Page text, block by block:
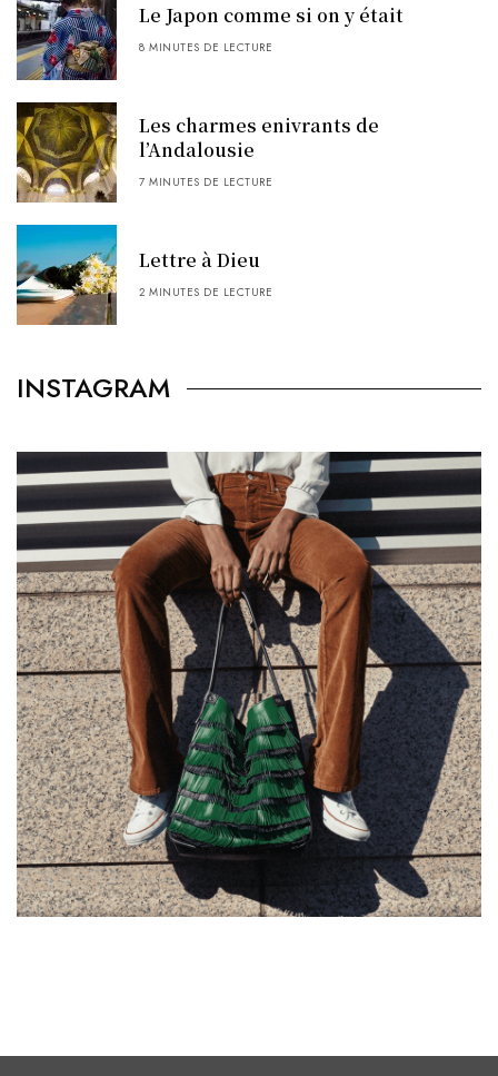
Le Japon comme si on y était
8 MINUTES DE LECTURE
Les charmes enivrants de
l’Andalousie
7 MINUTES DE LECTURE
Lettre à Dieu
2 MINUTES DE LECTURE
INSTAGRAM